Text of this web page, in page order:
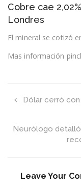
Cobre cae
Londres
El mineral se cotizó
Mas información
Dólar cerró
Neurólogo detalló
Leave Your